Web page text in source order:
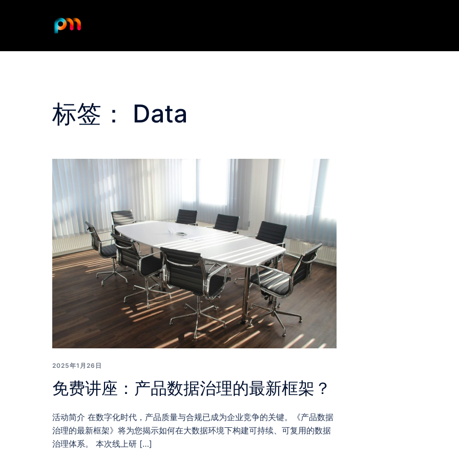
标签： Data
2025年1月26日
免费讲座：产品数据治理的最新框架？
活动简介 在数字化时代，产品质量与合规已成为企业竞争的关键。《产品数据
治理的最新框架》将为您揭示如何在大数据环境下构建可持续、可复用的数据
治理体系。 本次线上研 […]